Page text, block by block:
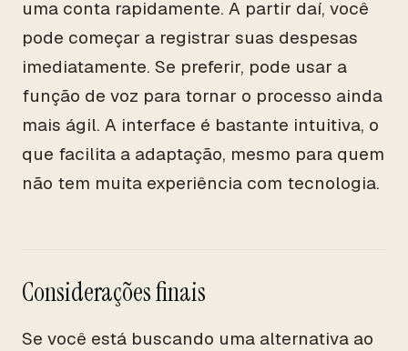
uma conta rapidamente. A partir daí, você
pode começar a registrar suas despesas
imediatamente. Se preferir, pode usar a
função de voz para tornar o processo ainda
mais ágil. A interface é bastante intuitiva, o
que facilita a adaptação, mesmo para quem
não tem muita experiência com tecnologia.
Considerações finais
Se você está buscando uma alternativa ao